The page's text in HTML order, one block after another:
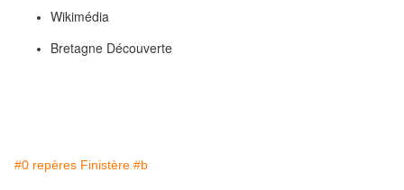
Wikimédia
Bretagne Découverte
#0 repères Finistère #b